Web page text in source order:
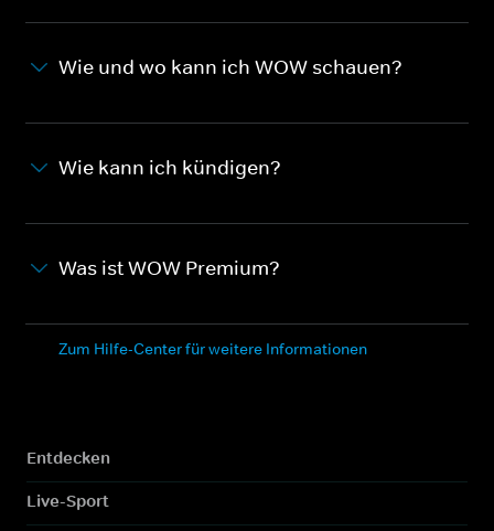
Wie und wo kann ich WOW schauen?
Wie kann ich kündigen?
Was ist WOW Premium?
Zum Hilfe-Center für weitere Informationen
Entdecken
Live-Sport